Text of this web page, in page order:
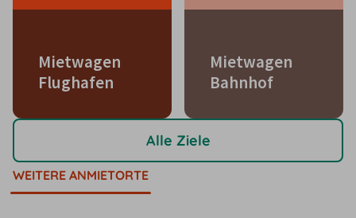
Mietwagen
Flughafen
Mietwagen
Bahnhof
Alle Ziele
WEITERE ANMIETORTE